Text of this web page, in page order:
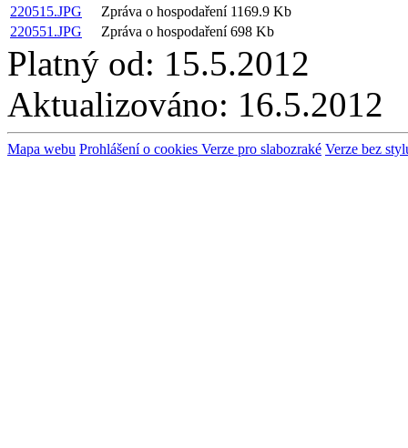
220515.JPG
Zpráva o hospodaření 1169.9 Kb
220551.JPG
Zpráva o hospodaření 698 Kb
Platný od: 15.5.2012
Aktualizováno: 16.5.2012
Mapa webu Prohlášení o cookies Verze pro slabozraké Verze bez